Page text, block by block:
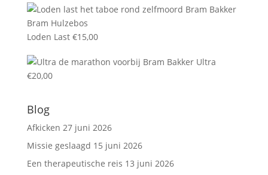
Loden Last €15,00
Ultra
€20,00
Blog
Afkicken 27 juni 2026
Missie geslaagd 15 juni 2026
Een therapeutische reis 13 juni 2026